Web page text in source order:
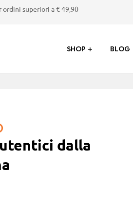
superiori a € 49,90
SHOP BLOG
dalla